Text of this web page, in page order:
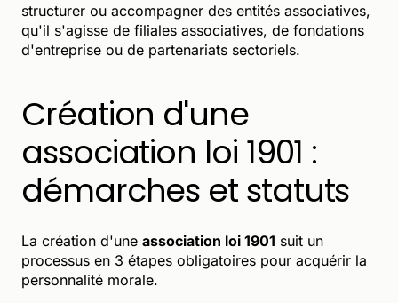
structurer ou accompagner des entités associatives,
qu'il s'agisse de filiales associatives, de fondations
d'entreprise ou de partenariats sectoriels.
Création d'une
association loi 1901 :
démarches et statuts
La création d'une association loi 1901 suit un
processus en 3 étapes obligatoires pour acquérir la
personnalité morale.